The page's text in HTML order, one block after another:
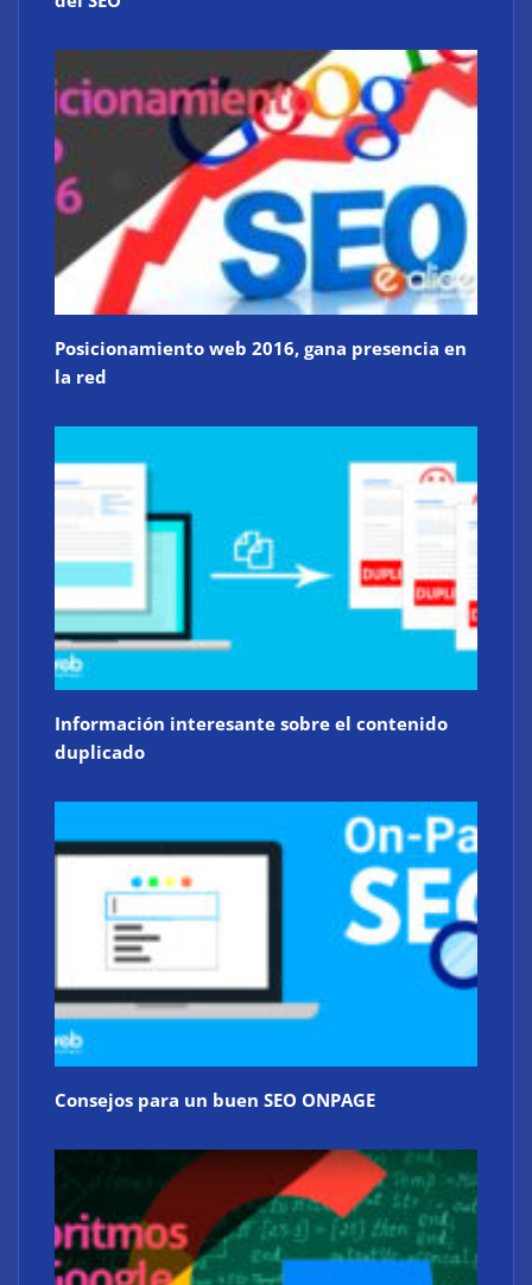
Posicionamiento web 2016, gana presencia en
la red
Información interesante sobre el contenido
duplicado
Consejos para un buen SEO ONPAGE